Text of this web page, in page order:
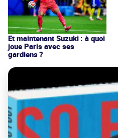
Et maintenant Suzuki : à quoi
joue Paris avec ses
gardiens ?